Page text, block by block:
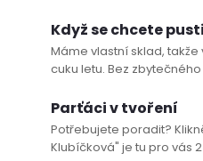
Když se chcete
Máme vlastní sklad,
cuku letu. Bez
Parťáci v tvoření
Potřebujete poradit?
Klubíčková" je tu pro vás